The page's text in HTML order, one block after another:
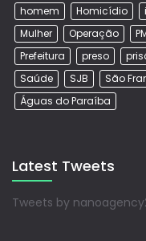
homem
Homicídio
Mulher
Operação
Prefeitura
preso
Saúde
SJB São
Águas do Paraíba
Latest Tweets
Tweets by